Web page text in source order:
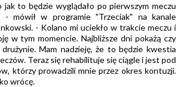
jak to będzie wyglądało po pierwszym meczu
mówił w programie "Trzeciak" na kanale
- Kolano mi uciekło w trakcie meczu i
w tym momencie. Najbliższe dni pokażą czy
Mam nadzieję, że to będzie kwestia
Teraz się rehabilituje się ciągle i jest pod
którzy prowadzili mnie przez okres kontuzji.
wrócę.